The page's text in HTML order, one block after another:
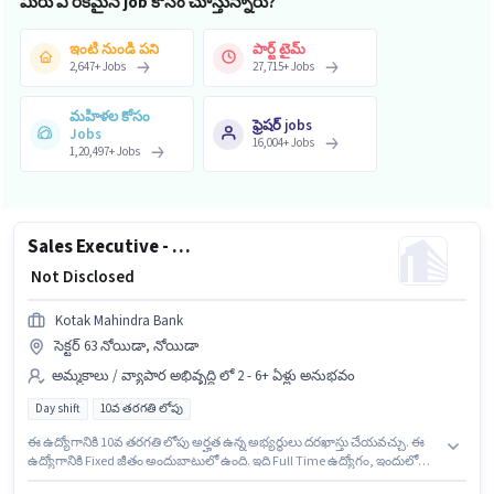
ఇంటి నుండి పని
2,647+Jobs
పార్ట్ టైమ్
27,715+Jobs
మహిళల కోసం
Jobs
1,20,497+Jobs
ఫ్రెషర్ jobs
16,004+Jobs
Sales Executive - Loan Against Shares
₹ Not Disclosed
Kotak Mahindra Bank
సెక్టర్ 63 నోయిడా, నోయిడా
అమ్మకాలు / వ్యాపార అభివృద్ధి లో 2 - 6+ ఏళ్లు అనుభవం
Day shift 10వ తరగతి లోపు
ఈ ఉద్యోగానికి 10వ తరగతి లోపు అర్హత ఉన్న అభ్యర్థులు దరఖాస్తు చేయవచ్చు. ఈ
ఉద్యోగానికి Fixed జీతం అందుబాటులో ఉంది. ఇది Full Time ఉద్యోగం, ఇందులో